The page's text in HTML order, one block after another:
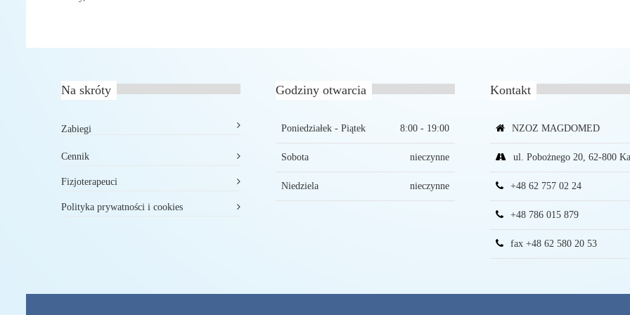
Na skróty
Zabiegi
Cennik
Fizjoterapeuci
Polityka prywatności i cookies
Godziny otwarcia
Poniedziałek - Piątek 8:00 - 19:00
Sobota nieczynne
Niedziela nieczynne
Kontakt
NZOZ MAGDOMED
ul. Pobożnego 20, 62-800
+48 62 757 02 24
+48 786 015 879
fax +48 62 580 20 53